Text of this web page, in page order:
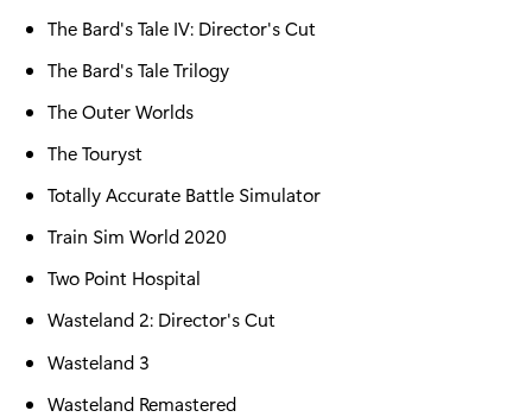
The Bard's Tale IV: Director's Cut
The Bard's Tale Trilogy
The Outer Worlds
The Touryst
Totally Accurate Battle Simulator
Train Sim World 2020
Two Point Hospital
Wasteland 2: Director's Cut
Wasteland 3
Wasteland Remastered